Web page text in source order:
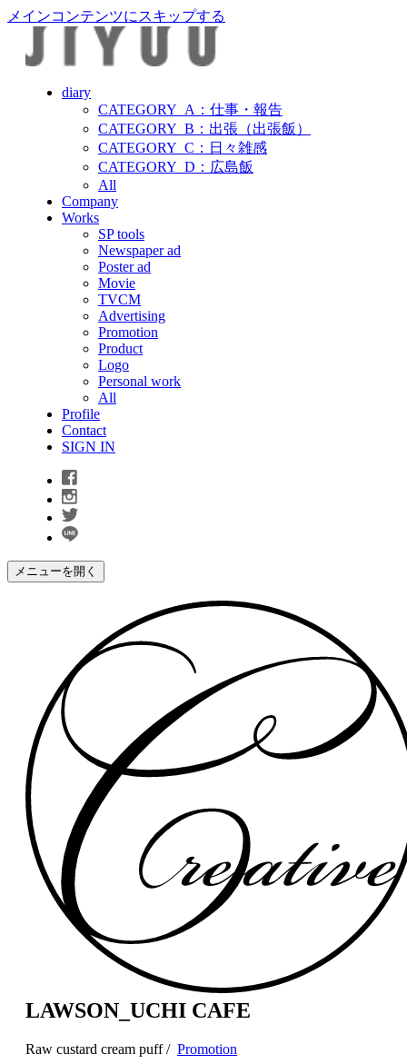
メインコンテンツにスキップする
diary
CATEGORY_A：仕事・報告
CATEGORY_B：出張（出張飯）
CATEGORY_C：日々雑感
CATEGORY_D：広島飯
All
Company
Works
SP tools
Newspaper ad
Poster ad
Movie
TVCM
Advertising
Promotion
Product
Logo
Personal work
All
Profile
Contact
SIGN IN
メニューを開く
LAWSON_UCHI CAFE
Raw custard cream puff / Promotion